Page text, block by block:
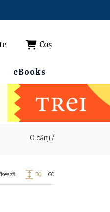
Coș
eBooks
0 cărți /
30 60